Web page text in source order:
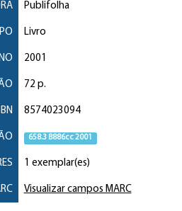
Publifolha
Livro
2001
72 p.
8574023094
658.3 B886cc 2001
1 exemplar(es)
Visualizar campos MARC